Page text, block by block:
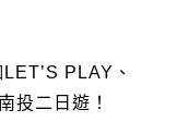
PLAY、
投二日遊！